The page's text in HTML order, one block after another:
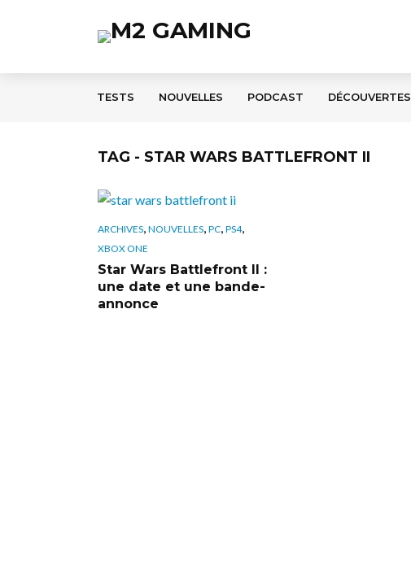
TESTS NOUVELLES PODCAST DÉCOUVERTES
TAG - STAR WARS BATTLEFRONT II
ARCHIVES, NOUVELLES, PC, PS4,
XBOX ONE
Star Wars Battlefront II :
une date et une bande-
annonce